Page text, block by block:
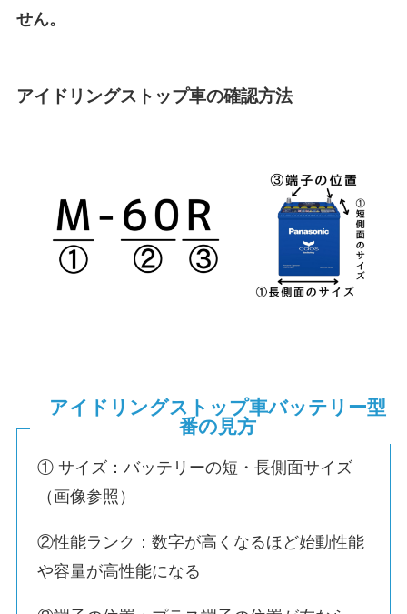
せん。
アイドリングストップ車の確認方法
アイドリングストップ車バッテリー型
番の見方
① サイズ：バッテリーの短・長側面サイズ
（画像参照）
②性能ランク：数字が高くなるほど始動性能
や容量が高性能になる